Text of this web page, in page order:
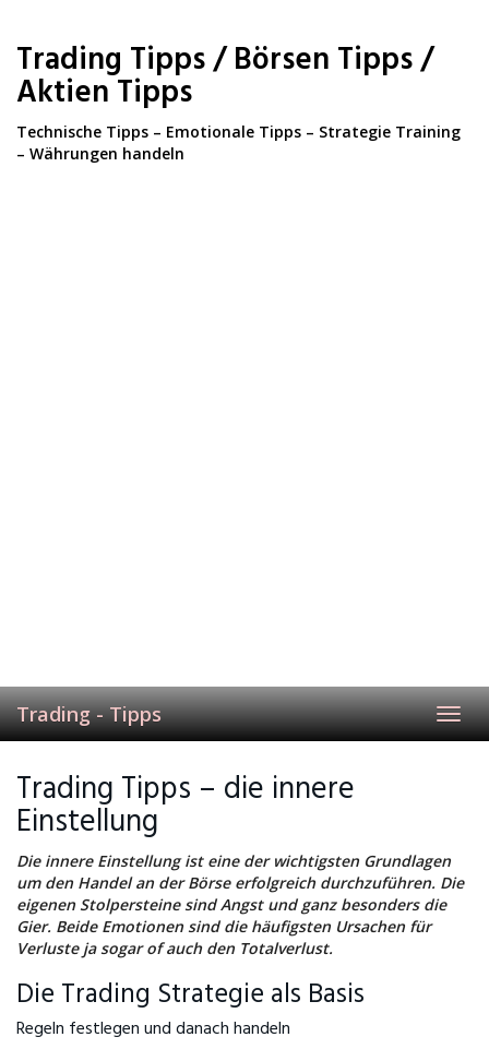
main
content
Trading Tipps / Börsen Tipps /
Aktien Tipps
Technische Tipps – Emotionale Tipps – Strategie Training
– Währungen handeln
Trading - Tipps
Trading Tipps – die innere
Einstellung
Die innere Einstellung ist eine der wichtigsten Grundlagen
um den Handel an der Börse erfolgreich durchzuführen. Die
eigenen Stolpersteine sind Angst und ganz besonders die
Gier. Beide Emotionen sind die häufigsten Ursachen für
Verluste ja sogar of auch den Totalverlust.
Die Trading Strategie als Basis
Regeln festlegen und danach handeln